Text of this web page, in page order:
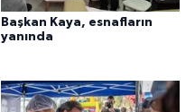
Başkan Kaya, esnafların
yanında